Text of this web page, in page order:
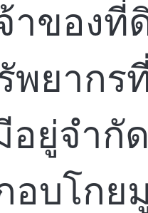
าของ
พยากร
ยู่จำกั
อบโกย